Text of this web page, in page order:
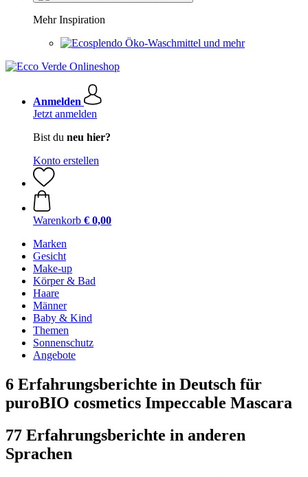
Mehr Inspiration
Öko-Waschmittel und mehr
Anmelden
Jetzt anmelden
Bist du neu hier?
Konto erstellen
Warenkorb € 0,00
Marken
Gesicht
Make-up
Körper & Bad
Haare
Männer
Baby & Kind
Themen
Sonnenschutz
Angebote
6 Erfahrungsberichte in Deutsch für
puroBIO cosmetics Impeccable Mascara
77 Erfahrungsberichte in anderen
Sprachen